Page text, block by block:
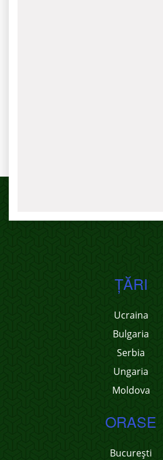
ŢĂRI
Ucraina
Bulgaria
Serbia
Ungaria
Moldova
ORASE
București